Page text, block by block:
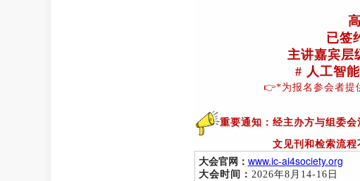
已签
主讲嘉宾层
# 人工智
👉*为报名参会者提
重要通知：经主办方与组委
文见刊和检索流程
大会官网： www.ic-ai4society.org
大会时间： 2026年8月14-16日